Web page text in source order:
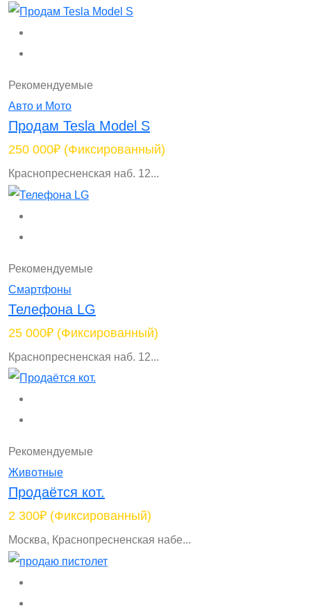
Рекомендуемые
Авто и Мото
Продам Tesla Model S
250 000₽ (Фиксированный)
Краснопресненская наб. 12...
Рекомендуемые
Смартфоны
Телефона LG
25 000₽ (Фиксированный)
Краснопресненская наб. 12...
Рекомендуемые
Животные
Продаётся кот.
2 300₽ (Фиксированный)
Москва, Краснопресненская набе...